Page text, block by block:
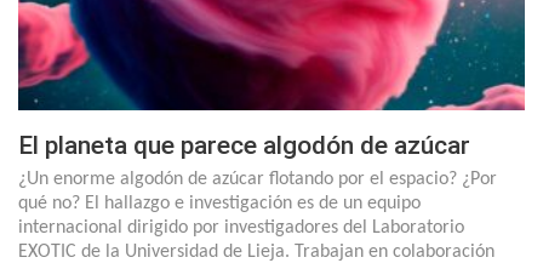
El planeta que parece algodón de azúcar
¿Un enorme algodón de azúcar flotando por el espacio? ¿Por
qué no? El hallazgo e investigación es de un equipo
internacional dirigido por investigadores del Laboratorio
EXOTIC de la Universidad de Lieja. Trabajan en colaboración